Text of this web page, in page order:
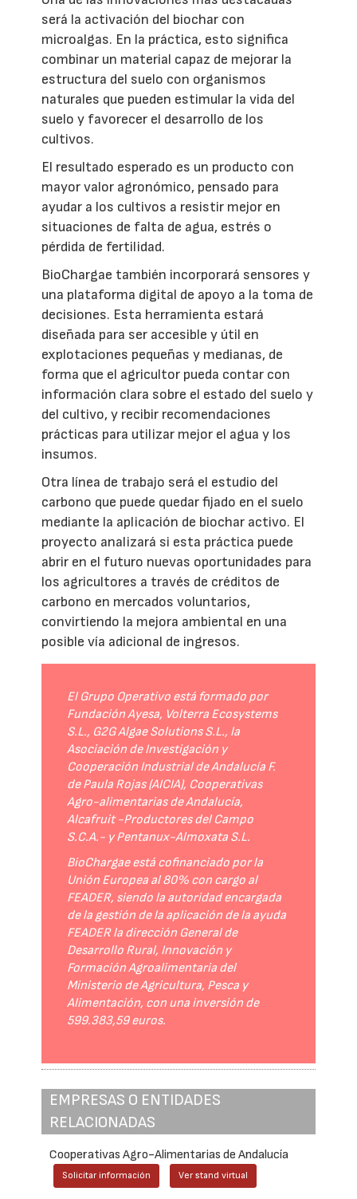
será la activación del biochar con
microalgas. En la práctica, esto significa
combinar un material capaz de mejorar la
estructura del suelo con organismos
naturales que pueden estimular la vida del
suelo y favorecer el desarrollo de los
cultivos.
El resultado esperado es un producto con
mayor valor agronómico, pensado para
ayudar a los cultivos a resistir mejor en
situaciones de falta de agua, estrés o
pérdida de fertilidad.
BioChargae también incorporará sensores y
una plataforma digital de apoyo a la toma de
decisiones. Esta herramienta estará
diseñada para ser accesible y útil en
explotaciones pequeñas y medianas, de
forma que el agricultor pueda contar con
información clara sobre el estado del suelo y
del cultivo, y recibir recomendaciones
prácticas para utilizar mejor el agua y los
insumos.
Otra línea de trabajo será el estudio del
carbono que puede quedar fijado en el suelo
mediante la aplicación de biochar activo. El
proyecto analizará si esta práctica puede
abrir en el futuro nuevas oportunidades para
los agricultores a través de créditos de
carbono en mercados voluntarios,
convirtiendo la mejora ambiental en una
posible vía adicional de ingresos.
El Grupo Operativo está formado por
Fundación Ayesa, Volterra Ecosystems
S.L., G2G Algae Solutions S.L., la
Asociación de Investigación y
Cooperación Industrial de Andalucía F.
de Paula Rojas (AICIA), Cooperativas
Agro-alimentarias de Andalucía,
Alcafruit -Productores del Campo
S.C.A.- y Pentanux-Almoxata S.L.
BioChargae está cofinanciado por la
Unión Europea al 80% con cargo al
FEADER, siendo la autoridad encargada
de la gestión de la aplicación de la ayuda
FEADER la dirección General de
Desarrollo Rural, Innovación y
Formación Agroalimentaria del
Ministerio de Agricultura, Pesca y
Alimentación, con una inversión de
599.383,59 euros.
EMPRESAS O ENTIDADES
RELACIONADAS
Cooperativas Agro-Alimentarias de Andalucía
Solicitar información Ver stand virtual